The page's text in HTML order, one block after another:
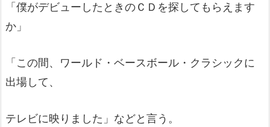
「僕がデビューしたときのＣＤを探してもらえます
か」
「この間、ワールド・ベースボール・クラシックに
出場して、
テレビに映りました」などと言う。